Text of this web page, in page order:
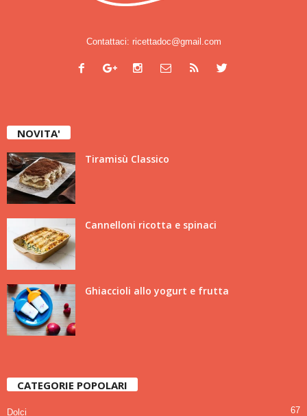
Contattaci: ricettadoc@gmail.com
NOVITA'
Tiramisù Classico
Cannelloni ricotta e spinaci
Ghiaccioli allo yogurt e frutta
CATEGORIE POPOLARI
Dolci 67